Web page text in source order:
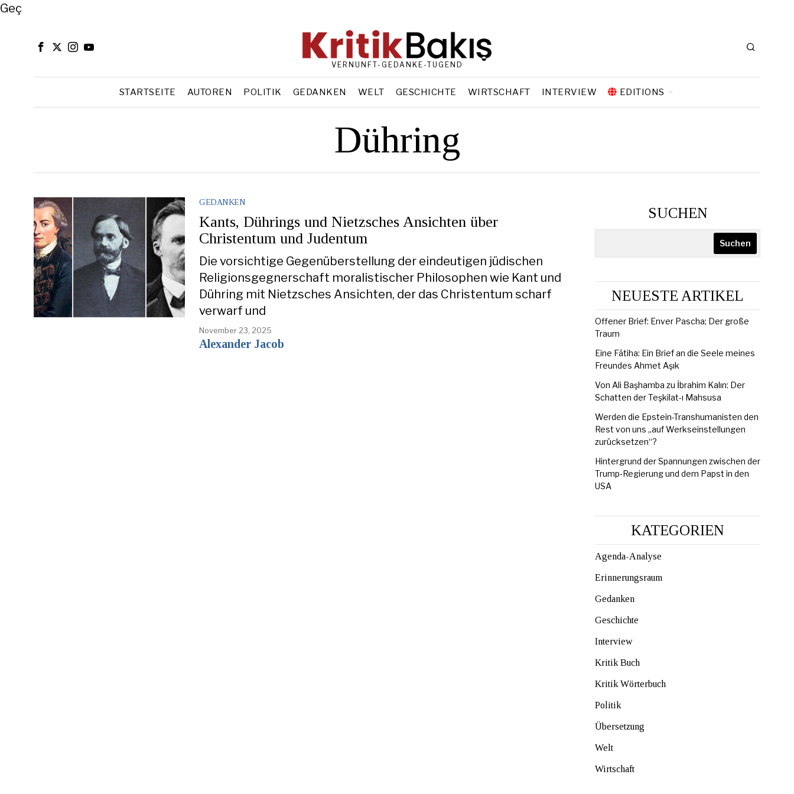
Close
Geç
VERNUNFT-GEDANKE-TUGEND
STARTSEITE AUTOREN POLITIK GEDANKEN WELT GESCHICHTE WIRTSCHAFT INTERVIEW EDITIONS
Dühring
GEDANKEN
Kants, Dührings und Nietzsches Ansichten über
Christentum und Judentum
Die vorsichtige Gegenüberstellung der eindeutigen jüdischen
Religionsgegnerschaft moralistischer Philosophen wie Kant und
Dühring mit Nietzsches Ansichten, der das Christentum scharf
verwarf und
November 23, 2025
Alexander Jacob
SUCHEN
Suchen
NEUESTE ARTIKEL
Offener Brief: Enver Pascha; Der große
Traum
Eine Fātiha: Ein Brief an die Seele meines
Freundes Ahmet Aşık
Von Ali Başhamba zu İbrahim Kalın: Der
Schatten der Teşkilat-ı Mahsusa
Werden die Epstein-Transhumanisten den
Rest von uns „auf Werkseinstellungen
zurücksetzen“?
Hintergrund der Spannungen zwischen der
Trump-Regierung und dem Papst in den
USA
KATEGORIEN
Agenda-Analyse
Erinnerungsraum
Gedanken
Geschichte
Interview
Kritik Buch
Kritik Wörterbuch
Politik
Übersetzung
Welt
Wirtschaft